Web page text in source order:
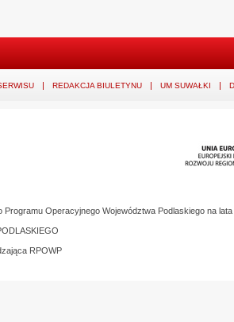
REDAKCJA BIULETYNU UM SUWAŁKI
Operacyjnego Województwa Podlaskiego na
RPOWP